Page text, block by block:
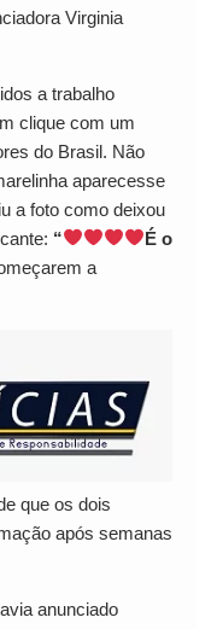
Virginia
a trabalho
clique com um
do Brasil. Não
aparecesse
a foto como deixou
“
É o
a
que os dois
após semanas
anunciado